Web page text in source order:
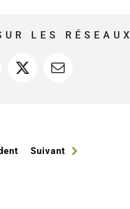
LES RÉSEAUX
X Courriel
Suivant